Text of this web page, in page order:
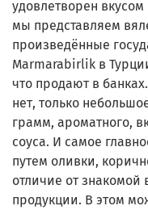
удовлетворен
мы представляем
произведённые
Marmarabirlik в
что продают в
нет, только
грамм, ароматного,
соуса. И самое
путем оливки,
отличие от
продукции. В этом